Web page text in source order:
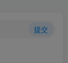
提交